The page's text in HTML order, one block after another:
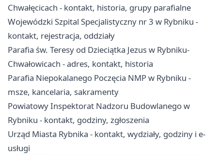
Chwałęcicach - kontakt, historia, grupy parafialne
Wojewódzki Szpital Specjalistyczny nr 3 w Rybniku -
kontakt, rejestracja, oddziały
Parafia św. Teresy od Dzieciątka Jezus w Rybniku-
Chwałowicach - adres, kontakt, historia
Parafia Niepokalanego Poczęcia NMP w Rybniku -
msze, kancelaria, sakramenty
Powiatowy Inspektorat Nadzoru Budowlanego w
Rybniku - kontakt, godziny, zgłoszenia
Urząd Miasta Rybnika - kontakt, wydziały, godziny i e-
usługi